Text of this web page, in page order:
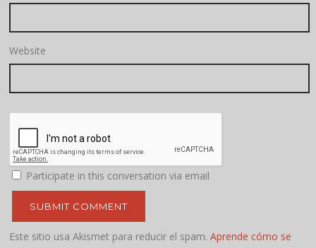
Website
Participate in this conversation via email
Este sitio usa Akismet para reducir el spam.Aprende cómo se